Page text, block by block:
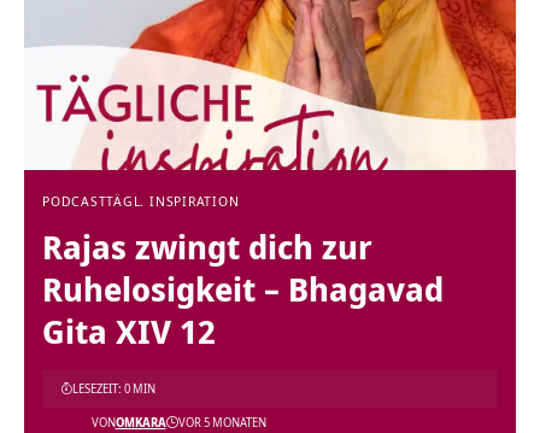
PODCASTTÄGL. INSPIRATION
Rajas zwingt dich zur
Ruhelosigkeit – Bhagavad
Gita XIV 12
VONOMKARA VOR 5 MONATEN
LESEZEIT: 0 MIN